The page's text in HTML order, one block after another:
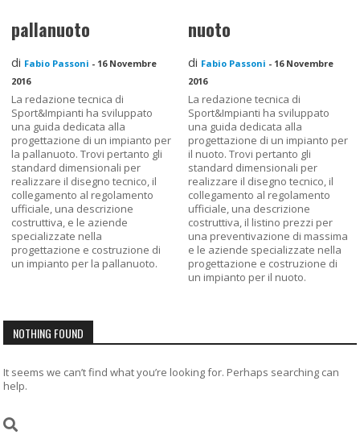
pallanuoto
di Fabio Passoni - 16 Novembre
2016
La redazione tecnica di
Sport&Impianti ha sviluppato
una guida dedicata alla
progettazione di un impianto per
la pallanuoto. Trovi pertanto gli
standard dimensionali per
realizzare il disegno tecnico, il
collegamento al regolamento
ufficiale, una descrizione
costruttiva, e le aziende
specializzate nella
progettazione e costruzione di
un impianto per la pallanuoto.
nuoto
di Fabio Passoni - 16 Novembre
2016
La redazione tecnica di
Sport&Impianti ha sviluppato
una guida dedicata alla
progettazione di un impianto per
il nuoto. Trovi pertanto gli
standard dimensionali per
realizzare il disegno tecnico, il
collegamento al regolamento
ufficiale, una descrizione
costruttiva, il listino prezzi per
una preventivazione di massima
e le aziende specializzate nella
progettazione e costruzione di
un impianto per il nuoto.
NOTHING FOUND
It seems we can’t find what you’re looking for. Perhaps searching can
help.